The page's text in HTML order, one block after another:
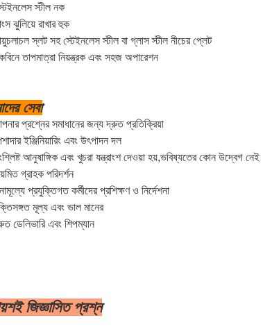
স্টীল নক
ঝুলিয়ে রাখার হুক
স্লট সহ স্টেইনলেস স্টীল বা গ্লাস স্টীল নীচের প্লেট
তাপমাত্রা নিয়ন্ত্রক এবং সহজ অপারেশন
সেবা
প্রশ্নের সমাধানের জন্য দ্রুত প্রতিক্রিয়া
ইঞ্জিনিয়ারিং এবং উৎপাদন দল
আনুষাঙ্গিক এবং খুচরা যন্ত্রাংশ দেওয়া হয়,ভবিষ্যতের কোন উদ্বেগ নেই
গ্রাহক পরিদর্শন
প্রযুক্তিগত কর্মীদের প্রশিক্ষণ ও নির্দেশনা
মূল্য এবং ভাল মানের
ডেলিভারি এবং শিপম্যান
জিজ্ঞাসিত প্রশ্ন